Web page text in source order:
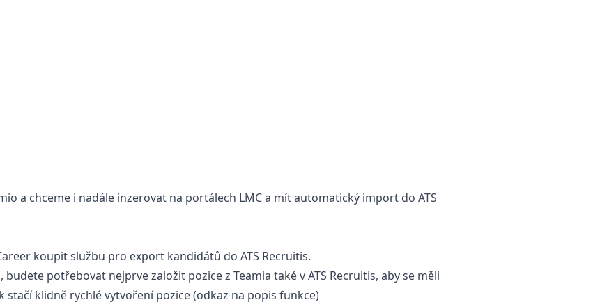
a chceme i nadále inzerovat na portálech LMC a mít automatický import do ATS
koupit službu pro export kandidátů do ATS Recruitis.
potřebovat nejprve založit pozice z Teamia také v ATS Recruitis, aby se měli
stačí klidně rychlé vytvoření pozice (odkaz na popis funkce)